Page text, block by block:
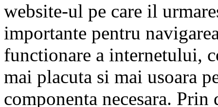
website-ul pe care il
importante pentru
functionare a internetului,
mai placuta si mai usoara
componenta necesara.